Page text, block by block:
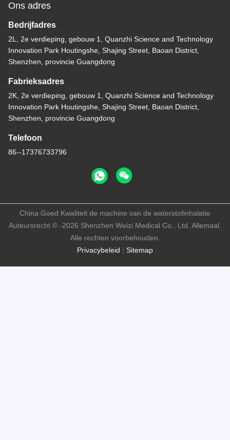
Ons adres
Bedrijfadres
2L, 2e verdieping, gebouw 1, Quanzhi Science and Technology
Innovation Park Houtingshe, Shajing Street, Baoan District,
Shenzhen, provincie Guangdong
Fabrieksadres
2K, 2e verdieping, gebouw 1, Quanzhi Science and Technology
Innovation Park Houtingshe, Shajing Street, Baoan District,
Shenzhen, provincie Guangdong
Telefoon
86--17376733796
Privacybeleid | Sitemap
China Goed Kwaliteit de machine van de waterstofinhalatie
Auteursrecht © -2026 Shenzhen Weizi Medical Co., Ltd. Allemaal.
Alle rechten voorbehouden.